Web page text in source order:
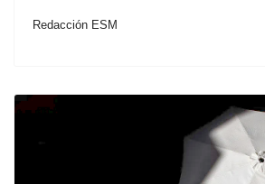
Redacción ESM